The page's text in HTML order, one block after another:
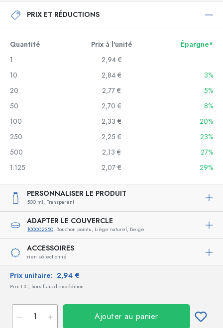
PRIX ET RÉDUCTIONS
Quantité Prix à l'unité
Épargne*
1
2,94 €
10
2,84 €
3%
20
2,77 €
5%
50
2,70 €
8%
100
2,33 €
20%
250
2,25 €
23%
500
2,13 €
27%
1.125
2,07 € 29%
PERSONNALISER LE PRODUIT
500 ml, Transparent
ADAPTER LE COUVERCLE
100002350, Bouchon pointu, Liège naturel, Beige
ACCESSOIRES
rien sélectionné
Prix unitaire: 2,94 €
Prix TTC, hors frais d'expédition
Ajouter au panier